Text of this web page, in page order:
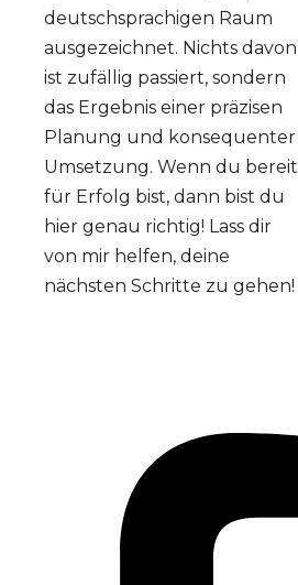
deutschsprachigen Raum
ausgezeichnet. Nichts davon
ist zufällig passiert, sondern
das Ergebnis einer präzisen
Planung und konsequenter
Umsetzung. Wenn du bereit
für Erfolg bist, dann bist du
hier genau richtig! Lass dir
von mir helfen, deine
nächsten Schritte zu gehen!